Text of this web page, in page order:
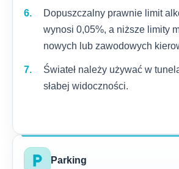
Dopuszczalny prawnie limit
wynosi 0,05%, a niższe limity
nowych lub zawodowych
Świateł należy używać w
słabej widoczności.
local_parking Parking